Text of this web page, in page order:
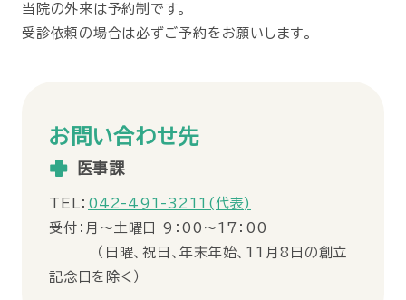
当院の外来は予約制です。
受診依頼の場合は必ずご予約をお願いします。
お問い合わせ先
医事課
TEL： 042-491-3211(代表)
受付：月～土曜日 9：00～17：00
（日曜、祝日、年末年始、11月8日の創立
記念日を除く）